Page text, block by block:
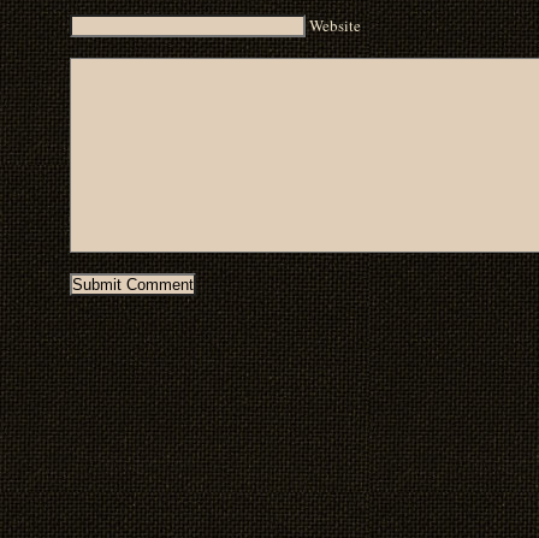
Website